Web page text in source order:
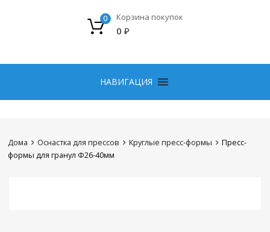
Корзина покупок
0 ₽
0
НАВИГАЦИЯ
Дома Оснастка для прессов Круглые пресс-формы
Пресс-
формы для гранул Φ26-40мм